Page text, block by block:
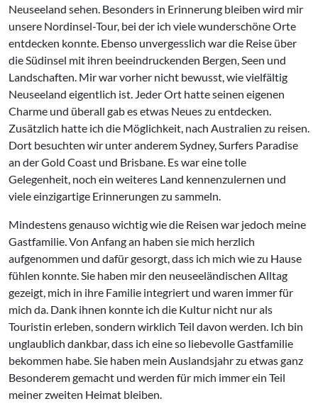
Neuseeland sehen. Besonders in Erinnerung bleiben wird mir
unsere Nordinsel-Tour, bei der ich viele wunderschöne Orte
entdecken konnte. Ebenso unvergesslich war die Reise über
die Südinsel mit ihren beeindruckenden Bergen, Seen und
Landschaften. Mir war vorher nicht bewusst, wie vielfältig
Neuseeland eigentlich ist. Jeder Ort hatte seinen eigenen
Charme und überall gab es etwas Neues zu entdecken.
Zusätzlich hatte ich die Möglichkeit, nach Australien zu reisen.
Dort besuchten wir unter anderem Sydney, Surfers Paradise
an der Gold Coast und Brisbane. Es war eine tolle
Gelegenheit, noch ein weiteres Land kennenzulernen und
viele einzigartige Erinnerungen zu sammeln.
Mindestens genauso wichtig wie die Reisen war jedoch meine
Gastfamilie. Von Anfang an haben sie mich herzlich
aufgenommen und dafür gesorgt, dass ich mich wie zu Hause
fühlen konnte. Sie haben mir den neuseeländischen Alltag
gezeigt, mich in ihre Familie integriert und waren immer für
mich da. Dank ihnen konnte ich die Kultur nicht nur als
Touristin erleben, sondern wirklich Teil davon werden. Ich bin
unglaublich dankbar, dass ich eine so liebevolle Gastfamilie
bekommen habe. Sie haben mein Auslandsjahr zu etwas ganz
Besonderem gemacht und werden für mich immer ein Teil
meiner zweiten Heimat bleiben.